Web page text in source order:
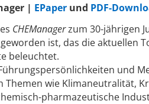
| EPaper und PDF-
CHEManagerzum 30-jährigen
ist, das die aktuellen
beleuchtet.
und
Themen wie Klimaneutralität,
pharmazeutische